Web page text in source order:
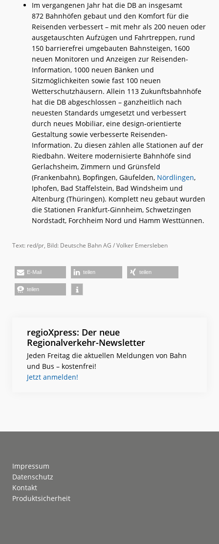
Im vergangenen Jahr hat die DB an insgesamt
872 Bahnhöfen gebaut und den Komfort für die
Reisenden verbessert – mit mehr als 200 neuen oder
ausgetauschten Aufzügen und Fahrtreppen, rund
150 barrierefrei umgebauten Bahnsteigen, 1600
neuen Monitoren und Anzeigen zur Reisenden-
Information, 1000 neuen Bänken und
Sitzmöglichkeiten sowie fast 100 neuen
Wetterschutzhäusern. Allein 113 Zukunftsbahnhöfe
hat die DB abgeschlossen – ganzheitlich nach
neuesten Standards umgesetzt und verbessert
durch neues Mobiliar, eine design-orientierte
Gestaltung sowie verbesserte Reisenden-
Information. Zu diesen zählen alle Stationen auf der
Riedbahn. Weitere modernisierte Bahnhöfe sind
Gerlachsheim, Zimmern und Grünsfeld
(Frankenbahn), Bopfingen, Gäufelden, Nördlingen,
Iphofen, Bad Staffelstein, Bad Windsheim und
Altenburg (Thüringen). Komplett neu gebaut wurden
die Stationen Frankfurt-Ginnheim, Schwetzingen
Nordstadt, Forchheim Nord und Hamm Westtünnen.
Text: red/pr, Bild: Deutsche Bahn AG / Volker Emersleben
E-Mail teilen teilen
teilen
regioXpress: Der neue
Regionalverkehr-Newsletter
Jeden Freitag die aktuellen Meldungen von Bahn
und Bus – kostenfrei!
Jetzt anmelden!
Impressum
Datenschutz
Kontakt
Produktsicherheit